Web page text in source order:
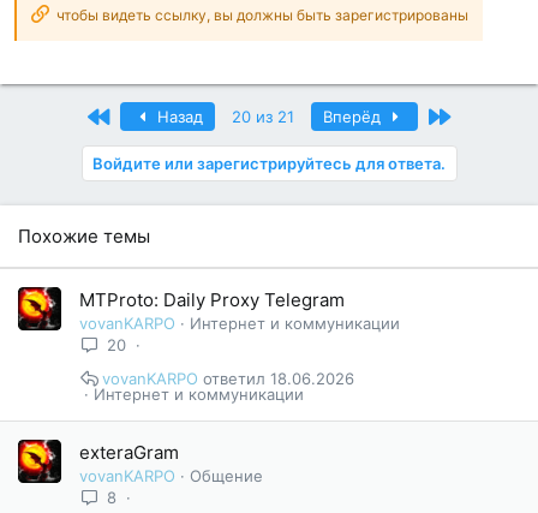
чтобы видеть ссылку, вы должны быть зарегистрированы
ПервыйНазад 20 из 21 Вперёд Последний
Войдите или зарегистрируйтесь для ответа.
Похожие темы
MTProto: Daily Proxy Telegram
vovanKARPO
Интернет и коммуникации
20
Интернет и коммуникации
18.06.2026
vovanKARPO
exteraGram
vovanKARPO
Общение
8